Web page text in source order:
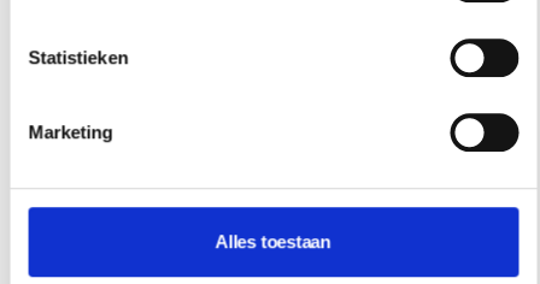
Statistieken
Marketing
Alles toestaan
nieuwsbrief.